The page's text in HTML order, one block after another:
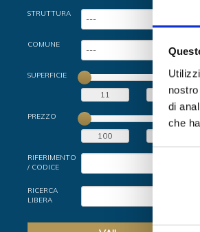
di
che
Selezione
del
consenso
STRUTTURA
COMUNE
SUPERFICIE
PREZZO
RIFERIMENTO
/ CODICE
RICERCA
LIBERA